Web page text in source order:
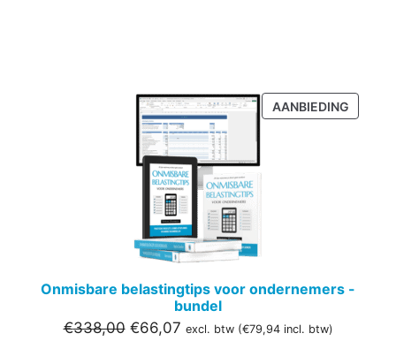
AANBIEDING
IN
Onmisbare belastingtips voor ondernemers -
bundel
€338,00 Oorspronkelijke
€66,07Huidige
excl. btw (€79,94incl. btw)